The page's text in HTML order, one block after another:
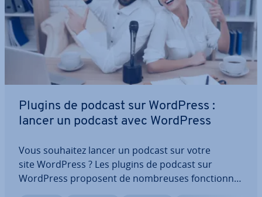
Plugins de podcast sur WordPress :
lancer un podcast avec WordPress
Vous souhaitez lancer un podcast sur votre
site WordPress ? Les plugins de podcast sur
WordPress proposent de nom­breuses fonc­tion­na­